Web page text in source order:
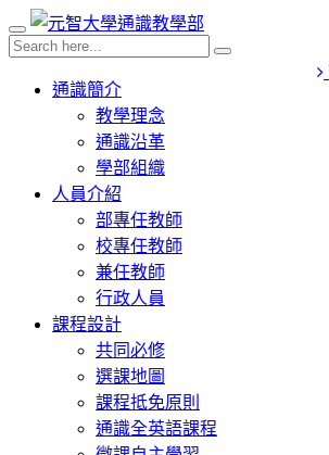
通識簡介
教學理念
通識沿革
學部組織
人員介紹
部專任教師
校專任教師
兼任教師
行政人員
課程設計
共同必修
選課地圖
課程抵免原則
通識全英語課程